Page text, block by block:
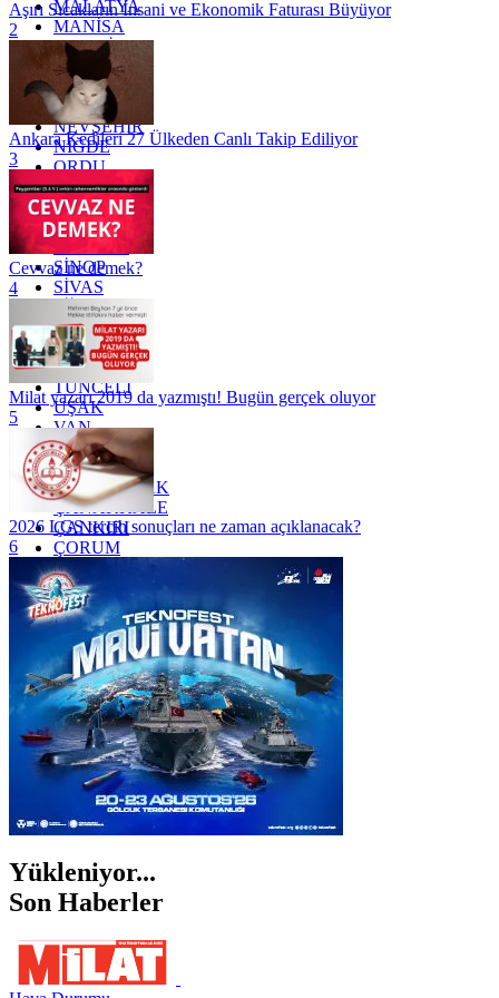
MALATYA
MANİSA
MARDİN
MERSİN
MUĞLA
MUŞ
NEVŞEHİR
NİĞDE
ORDU
OSMANİYE
RİZE
SAKARYA
SAMSUN
SİNOP
SİVAS
SİİRT
TEKİRDAĞ
TOKAT
TRABZON
TUNCELİ
UŞAK
VAN
YALOVA
YOZGAT
ZONGULDAK
ÇANAKKALE
ÇANKIRI
ÇORUM
İSTANBUL
İZMİR
ŞANLIURFA
ŞIRNAK
Aşırı Sıcakların İnsani ve Ekonomik Faturası Büyüyor
2
Ankara Kedileri 27 Ülkeden Canlı Takip Ediliyor
3
Cevvaz ne demek?
4
Milat yazarı 2019 da yazmıştı! Bugün gerçek oluyor
5
2026 LGS tercih sonuçları ne zaman açıklanacak?
6
Yükleniyor...
Son Haberler